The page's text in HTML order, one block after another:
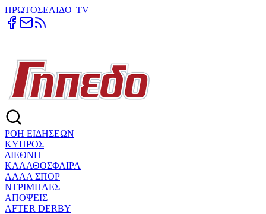
ΠΡΩΤΟΣΕΛΙΔΟ |TV
ΡΟΗ ΕΙΔΗΣΕΩΝ
ΚΥΠΡΟΣ
ΔΙΕΘΝΗ
ΚΑΛΑΘΟΣΦΑΙΡΑ
ΑΛΛΑ ΣΠΟΡ
ΝΤΡΙΜΠΛΕΣ
ΑΠΟΨΕΙΣ
AFTER DERBY